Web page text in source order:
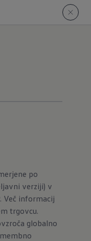
po
verziji) v
Več informacij
trgovcu.
globalno